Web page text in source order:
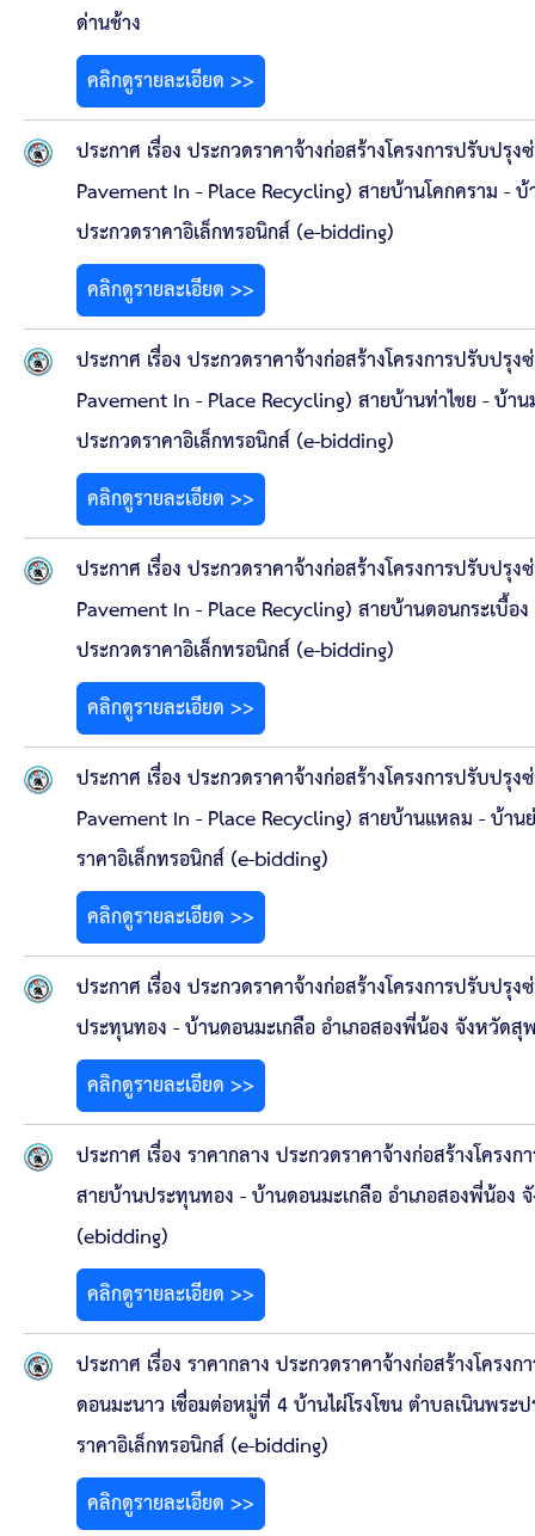
ด่านช้าง
คลิกดูรายละเอียด >>
ประกาศ เรื่อง ประกวดราคาจ้างก่อสร้างโครงการปรับป
Pavement In - Place Recycling) สายบ้านโคกคราม
ประกวดราคาอิเล็กทรอนิกส์ (e-bidding)
คลิกดูรายละเอียด >>
ประกาศ เรื่อง ประกวดราคาจ้างก่อสร้างโครงการปรับป
Pavement In - Place Recycling) สายบ้านท่าไชย - บ้
ประกวดราคาอิเล็กทรอนิกส์ (e-bidding)
คลิกดูรายละเอียด >>
ประกาศ เรื่อง ประกวดราคาจ้างก่อสร้างโครงการปรับป
Pavement In - Place Recycling) สายบ้านดอนกระเบื้
ประกวดราคาอิเล็กทรอนิกส์ (e-bidding)
คลิกดูรายละเอียด >>
ประกาศ เรื่อง ประกวดราคาจ้างก่อสร้างโครงการปรับป
Pavement In - Place Recycling) สายบ้านแหลม - บ้า
ราคาอิเล็กทรอนิกส์ (e-bidding)
คลิกดูรายละเอียด >>
ประกาศ เรื่อง ประกวดราคาจ้างก่อสร้างโครงการปรับป
ประทุนทอง - บ้านดอนมะเกลือ อำเภอสองพี่น้อง จังหวัด
คลิกดูรายละเอียด >>
ประกาศ เรื่อง ราคากลาง ประกวดราคาจ้างก่อสร้างโค
สายบ้านประทุนทอง - บ้านดอนมะเกลือ อำเภอสองพี่น้อ
(ebidding)
คลิกดูรายละเอียด >>
ประกาศ เรื่อง ราคากลาง ประกวดราคาจ้างก่อสร้างโคร
ดอนมะนาว เชื่อมต่อหมู่ที่ 4 บ้านไผ่โรงโขน ตำบลเนินพร
ราคาอิเล็กทรอนิกส์ (e-bidding)
คลิกดูรายละเอียด >>